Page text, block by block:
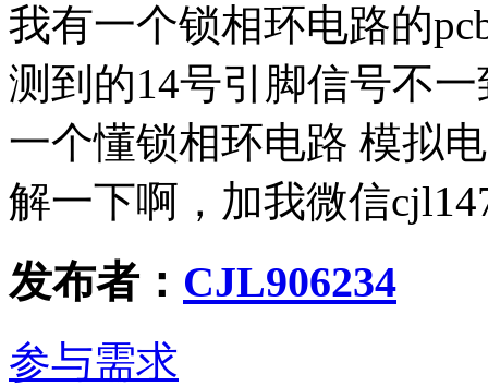
我有一个锁相环电路的
测到的14号引脚信号不
一个懂锁相环电路 模拟
解一下啊，加我微信
发布者： CJL906234
参与需求